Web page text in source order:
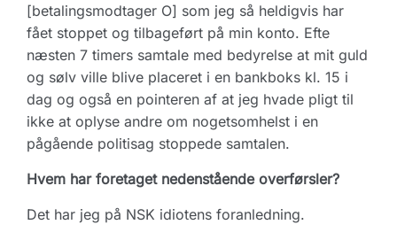
[betalingsmodtager O] som jeg så heldigvis har
fået stoppet og tilbageført på min konto. Efte
næsten 7 timers samtale med bedyrelse at mit guld
og sølv ville blive placeret i en bankboks kl. 15 i
dag og også en pointeren af at jeg hvade pligt til
ikke at oplyse andre om nogetsomhelst i en
pågående politisag stoppede samtalen.
Hvem har foretaget nedenstående overførsler?
Det har jeg på NSK idiotens foranledning.